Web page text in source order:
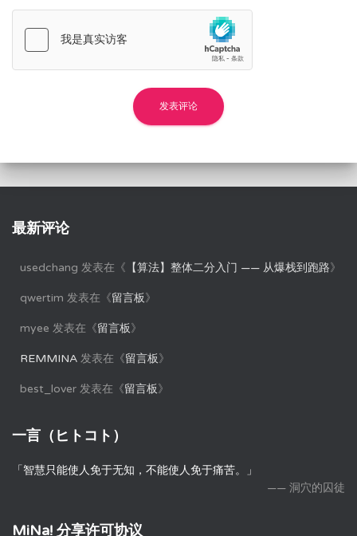
最新评论
usedchang 发表在《 【算法】整体二分入门 —— 从爆栈到跑路》
qwertim 发表在《留言板》
myee 发表在《留言板》
REMMINA 发表在《留言板》
best_lover 发表在《留言板》
一言（ヒトコト）
「智慧只能使人免于无知，不能使人免于痛苦。」
—— 洞穴的囚徒
MiNa! 分享许可协议